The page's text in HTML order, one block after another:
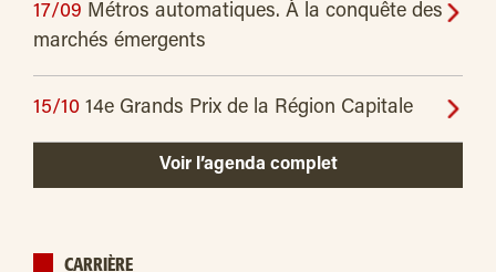
17/09 Métros automatiques. À la conquête des
marchés émergents
15/10 14e Grands Prix de la Région Capitale
Voir l’agenda complet
CARRIÈRE